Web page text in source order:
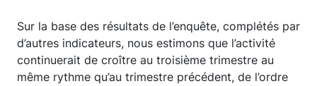
Sur la base des résultats de l’enquête, complétés par
d’autres indicateurs, nous estimons que l’activité
continuerait de croître au troisième trimestre au
même rythme qu’au trimestre précédent, de l’ordre